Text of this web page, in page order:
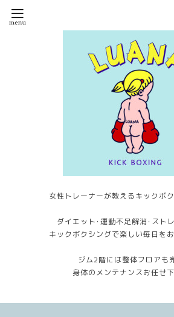
女性トレーナーが教えるキックボ
ダイエット･運動不足解消･スト
キックボクシングで楽しい毎日を
ジム2階には整体フロアも
身体のメンテナンスお任せ